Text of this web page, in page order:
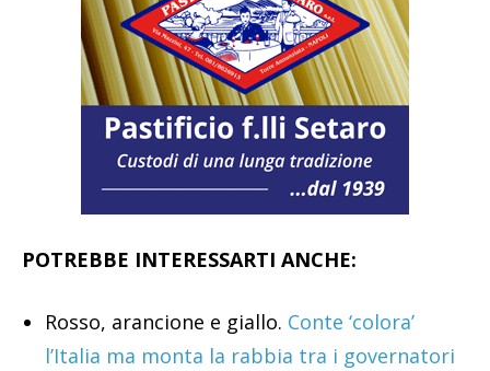
POTREBBE INTERESSARTI ANCHE:
Rosso, arancione e giallo. Conte ‘colora’
l’Italia ma monta la rabbia tra i governatori